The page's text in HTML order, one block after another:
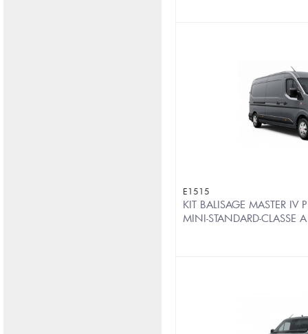
E1515
KIT BALISAGE MASTER IV
MINI-STANDARD-CLASSE